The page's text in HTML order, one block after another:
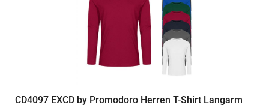
CD4097 EXCD by Promodoro Herren T-Shirt Langarm